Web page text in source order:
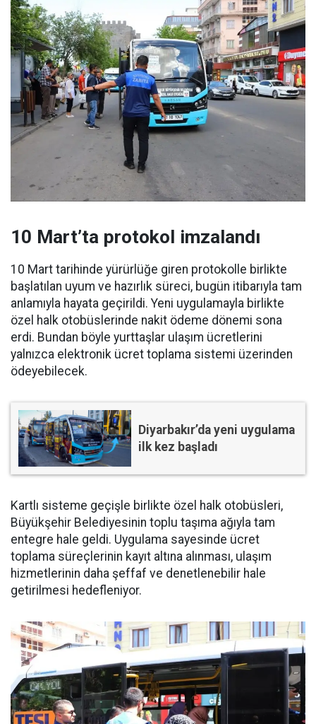
10 Mart’ta protokol imzalandı
10 Mart tarihinde yürürlüğe giren protokolle birlikte
başlatılan uyum ve hazırlık süreci, bugün itibarıyla tam
anlamıyla hayata geçirildi. Yeni uygulamayla birlikte
özel halk otobüslerinde nakit ödeme dönemi sona
erdi. Bundan böyle yurttaşlar ulaşım ücretlerini
yalnızca elektronik ücret toplama sistemi üzerinden
ödeyebilecek.
Diyarbakır’da yeni uygulama
ilk kez başladı
Kartlı sisteme geçişle birlikte özel halk otobüsleri,
Büyükşehir Belediyesinin toplu taşıma ağıyla tam
entegre hale geldi. Uygulama sayesinde ücret
toplama süreçlerinin kayıt altına alınması, ulaşım
hizmetlerinin daha şeffaf ve denetlenebilir hale
getirilmesi hedefleniyor.